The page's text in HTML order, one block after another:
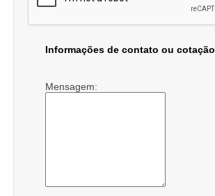
Informações de contato ou cotação
Mensagem: